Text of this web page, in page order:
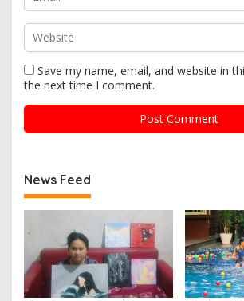
Save my name, email, and website in
the next time I comment.
News Feed